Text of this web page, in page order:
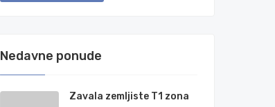
Nedavne ponude
Zavala zemljiste T1 zona